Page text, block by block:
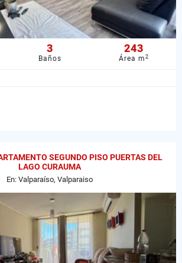
3
Baños
243
Área m2
SEGUNDO PISO PUERTAS DEL
LAGO CURAUMA
En: Valparaíso, Valparaiso